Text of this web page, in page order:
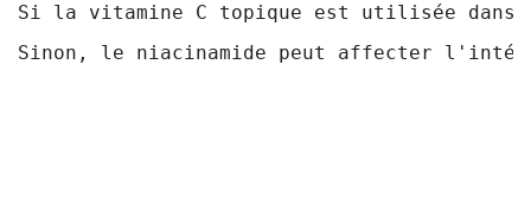
Si la vitamine C topique est utilisée dans
Sinon, le niacinamide peut affecter